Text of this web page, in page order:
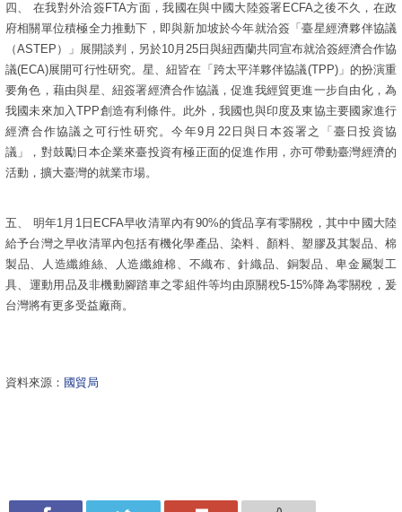
四、 在我對外洽簽 FTA方面，我國在與中國大陸簽署 ECFA之後不久，在政
府相關單位積極全力推動下，即與新加坡於今年就洽簽「臺星經濟夥伴協議
（ASTEP ）」展開談判，另於10月 25 日與紐西蘭共同宣布就洽簽經濟合作協
議(ECA)展開可行性研究。星、紐皆在「跨太平洋夥伴協議(TPP)」的扮演重
要角色，藉由與星、紐簽署經濟合作協議，促進我經貿更進一步自由化，為
我國未來加入TPP創造有利條件。此外，我國也與印度及東協主要國家進行
經濟合作協議之可行性研究。今年9 月 22日與日本簽署之「臺日投資協
議」，對鼓勵日本企業來臺投資有極正面的促進作用，亦可帶動臺灣經濟的
活動，擴大臺灣的就業市場。
五、 明年1月 1日 ECFA早收清單內有90%的貨品享有零關稅，其中中國大陸
給予台灣之早收清單內包括有機化學產品、染料、顏料、塑膠及其製品、棉
製品、人造纖維絲、人造纖維棉、不織布、針織品、銅製品、卑金屬製工
具、運動用品及非機動腳踏車之零組件等均由原關稅5-15%降為零關稅，爰
台灣將有更多受益廠商。
資料來源： 國貿局